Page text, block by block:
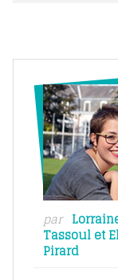
par
Tassoulet
Pirard